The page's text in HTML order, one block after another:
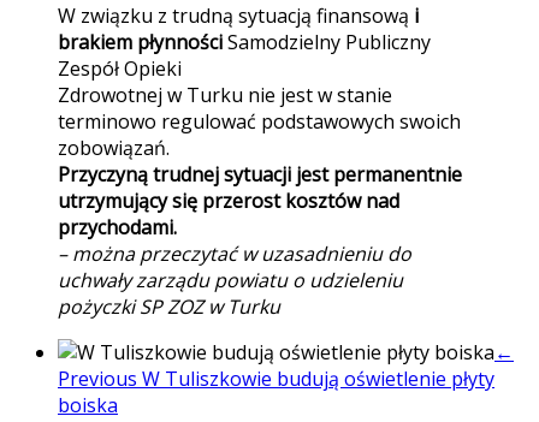
W związku z trudną sytuacją finansową i
brakiem płynnościSamodzielny Publiczny
Zespół Opieki
Zdrowotnej w Turku nie jest w stanie
terminowo regulować podstawowych swoich
zobowiązań.
Przyczyną trudnej sytuacji jest permanentnie
utrzymujący się przerost kosztów nad
przychodami.
– można przeczytać w uzasadnieniu do
uchwały zarządu powiatu o udzieleniu
pożyczki SP ZOZ w Turku
←
Previous W Tuliszkowie budują oświetlenie płyty
boiska